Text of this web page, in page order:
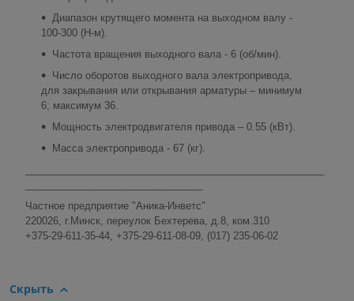
Диапазон крутящего момента на выходном валу -
100-300 (Н-м).
Частота вращения выходного вала - 6 (об/мин).
Число оборотов выходного вала электропривода,
для закрывания или открывания арматуры – минимум
6; максимум 36.
Мощность электродвигателя привода – 0.55 (кВт).
Масса электропривода - 67 (кг).
Частное предприятие "Аника-Инветс"
220026, г.Минск, переулок Бехтерева, д.8, ком.310
+375-29-611-35-44, +375-29-611-08-09, (017) 235-06-02
Скрыть